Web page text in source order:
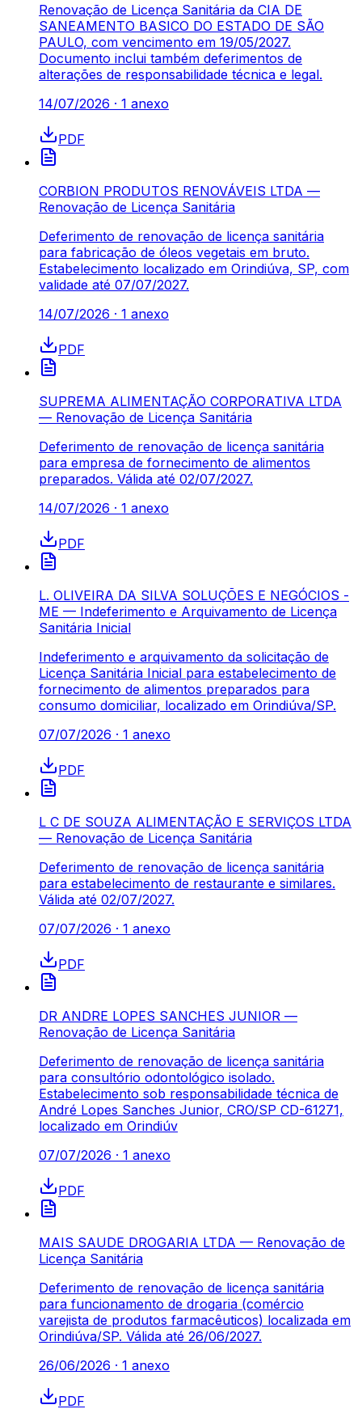
Renovação de Licença Sanitária da CIA DE
SANEAMENTO BASICO DO ESTADO DE SÃO
PAULO, com vencimento em 19/05/2027.
Documento inclui também deferimentos de
alterações de responsabilidade técnica e legal.
14/07/2026 · 1 anexo
PDF
CORBION PRODUTOS RENOVÁVEIS LTDA —
Renovação de Licença Sanitária
Deferimento de renovação de licença sanitária
para fabricação de óleos vegetais em bruto.
Estabelecimento localizado em Orindiúva, SP, com
validade até 07/07/2027.
14/07/2026 · 1 anexo
PDF
SUPREMA ALIMENTAÇÃO CORPORATIVA LTDA
— Renovação de Licença Sanitária
Deferimento de renovação de licença sanitária
para empresa de fornecimento de alimentos
preparados. Válida até 02/07/2027.
14/07/2026 · 1 anexo
PDF
L. OLIVEIRA DA SILVA SOLUÇÕES E NEGÓCIOS -
ME — Indeferimento e Arquivamento de Licença
Sanitária Inicial
Indeferimento e arquivamento da solicitação de
Licença Sanitária Inicial para estabelecimento de
fornecimento de alimentos preparados para
consumo domiciliar, localizado em Orindiúva/SP.
07/07/2026 · 1 anexo
PDF
L C DE SOUZA ALIMENTAÇÃO E SERVIÇOS LTDA
— Renovação de Licença Sanitária
Deferimento de renovação de licença sanitária
para estabelecimento de restaurante e similares.
Válida até 02/07/2027.
07/07/2026 · 1 anexo
PDF
DR ANDRE LOPES SANCHES JUNIOR —
Renovação de Licença Sanitária
Deferimento de renovação de licença sanitária
para consultório odontológico isolado.
Estabelecimento sob responsabilidade técnica de
André Lopes Sanches Junior, CRO/SP CD-61271,
localizado em Orindiúv
07/07/2026 · 1 anexo
PDF
MAIS SAUDE DROGARIA LTDA — Renovação de
Licença Sanitária
Deferimento de renovação de licença sanitária
para funcionamento de drogaria (comércio
varejista de produtos farmacêuticos) localizada em
Orindiúva/SP. Válida até 26/06/2027.
26/06/2026 · 1 anexo
PDF